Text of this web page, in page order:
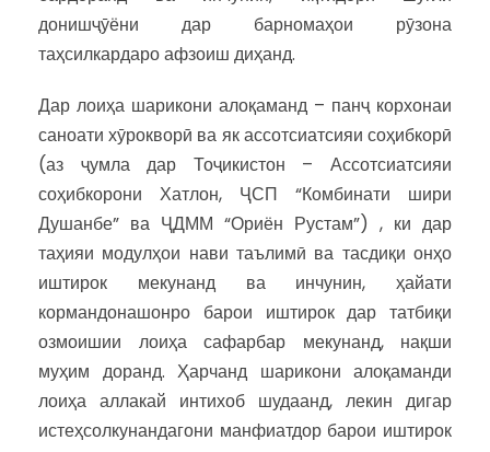
донишҷӯёни дар барномаҳои рӯзона
таҳсилкардаро афзоиш диҳанд.
Дар лоиҳа шарикони алоқаманд – панҷ корхонаи
саноати хӯрокворӣ ва як ассотсиатсияи соҳибкорӣ
(аз ҷумла дар Тоҷикистон – Ассотсиатсияи
соҳибкорони Хатлон, ҶСП “Комбинати шири
Душанбе” ва ҶДММ “Ориён Рустам”) , ки дар
таҳияи модулҳои нави таълимӣ ва тасдиқи онҳо
иштирок мекунанд ва инчунин, ҳайати
кормандонашонро барои иштирок дар татбиқи
озмоишии лоиҳа сафарбар мекунанд, нақши
муҳим доранд. Ҳарчанд шарикони алоқаманди
лоиҳа аллакай интихоб шудаанд, лекин дигар
истеҳсолкунандагони манфиатдор барои иштирок